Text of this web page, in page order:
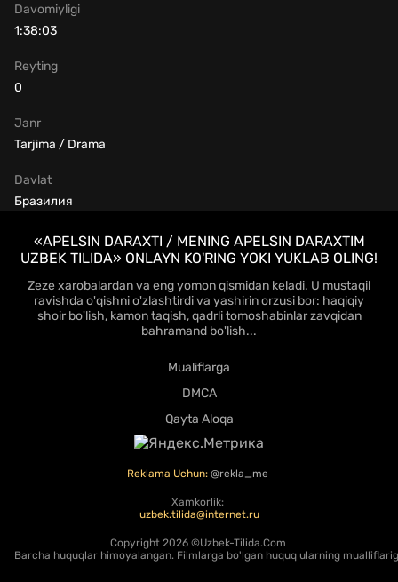
Janr
Tarjima / Drama
Davomiyligi
1:38:03
Davlat
Бразилия
Reyting
0
«APELSIN DARAXTI / MENING APELSIN DARAXTIM
UZBEK TILIDA» ONLAYN KO'RING YOKI YUKLAB OLING!
Zeze xarobalardan va eng yomon qismidan keladi. U mustaqil
ravishda o'qishni o'zlashtirdi va yashirin orzusi bor: haqiqiy
shoir bo'lish, kamon taqish, qadrli tomoshabinlar zavqidan
bahramand bo'lish...
Mualiflarga
DMCA
Qayta Aloqa
Reklama Uchun: @rekla_me
Xamkorlik:
uzbek.tilida@internet.ru
Copyright 2026 ©Uzbek-Tilida.Com
Barcha huquqlar himoyalangan. Filmlarga bo'lgan huquq ularning